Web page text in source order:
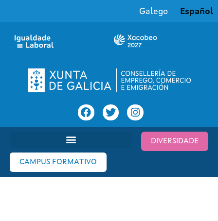
Galego Español
DIVERSIDADE
CAMPUS FORMATIVO